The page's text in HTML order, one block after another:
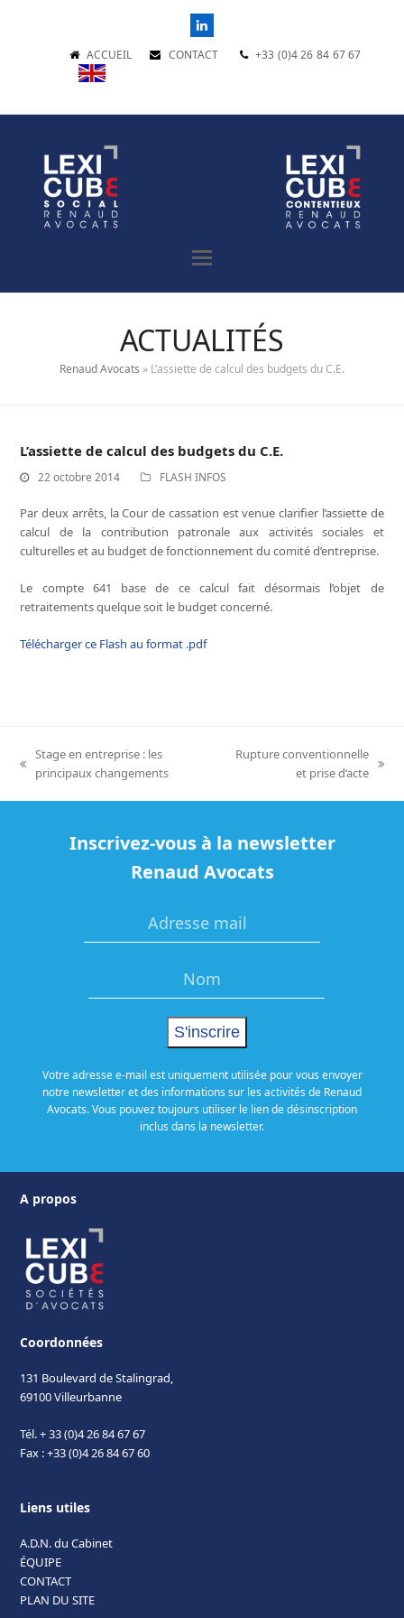
LinkedIn
ACCUEIL CONTACT +33 (0)4 26 84 67 67
ACTUALITÉS
Renaud Avocats » L’assiette de calcul des budgets du C.E.
L’assiette de calcul des budgets du C.E.
22 octobre 2014 FLASH INFOS
Par deux arrêts, la Cour de cassation est venue clarifier l’assiette de
calcul de la contribution patronale aux activités sociales et
culturelles et au budget de fonctionnement du comité d’entreprise.
Le compte 641 base de ce calcul fait désormais l’objet de
retraitements quelque soit le budget concerné.
Télécharger ce Flash au format .pdf
previous
Stage en entreprise : les
principaux changements
Rupture conventionnelle
et prise d’acte
Inscrivez-vous à la newsletter
Renaud Avocats
Votre adresse e-mail est uniquement utilisée pour vous envoyer
notre newsletter et des informations sur les activités de Renaud
Avocats. Vous pouvez toujours utiliser le lien de désinscription
inclus dans la newsletter.
A propos
Coordonnées
131 Boulevard de Stalingrad,
69100 Villeurbanne
Tél. + 33 (0)4 26 84 67 67
Fax : +33 (0)4 26 84 67 60
Liens utiles
A.D.N. du Cabinet
ÉQUIPE
CONTACT
PLAN DU SITE